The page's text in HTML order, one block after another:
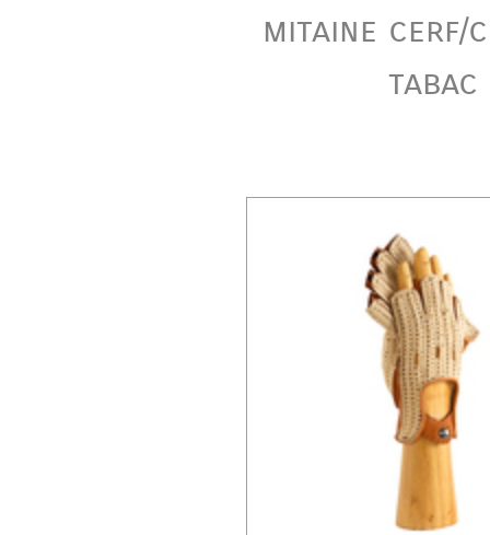
mitaine cerf/
tabac